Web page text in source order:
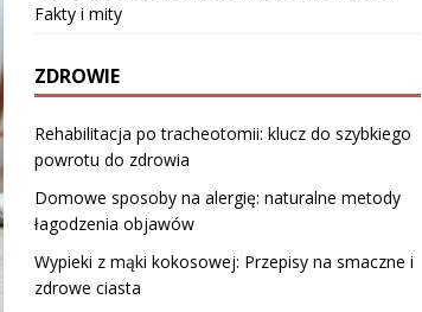
Fakty i mity
ZDROWIE
Rehabilitacja po tracheotomii: klucz do szybkiego
powrotu do zdrowia
Domowe sposoby na alergię: naturalne metody
łagodzenia objawów
Wypieki z mąki kokosowej: Przepisy na smaczne i
zdrowe ciasta